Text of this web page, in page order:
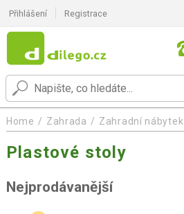
Přihlášení Registrace
Home Zahrada Zahradní nábytek
Plastové stoly
Nejprodávanější